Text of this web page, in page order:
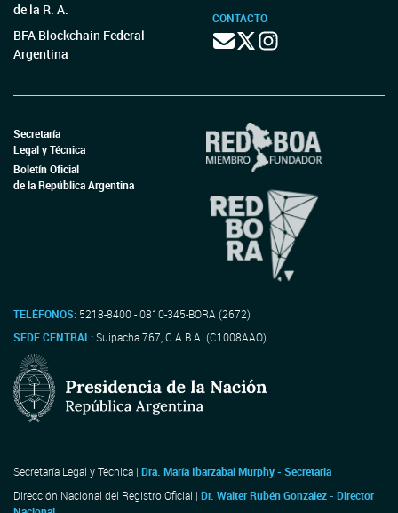
de la R. A.
BFA Blockchain Federal
Argentina
CONTACTO
Secretaría
Legal y Técnica
Boletín Oficial
de la República Argentina
TELÉFONOS: 5218-8400 - 0810-345-BORA (2672)
SEDE CENTRAL:Suipacha 767, C.A.B.A. (C1008AAO)
Secretaría Legal y Técnica | Dra. María Ibarzabal Murphy - Secretaria
Dirección Nacional del Registro Oficial | Dr. Walter Rubén Gonzalez - Director